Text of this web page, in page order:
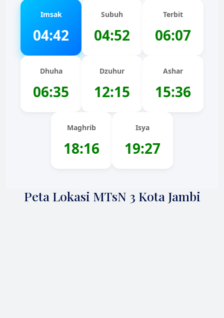
Imsak
04:42
Subuh
04:52
Terbit
06:07
Dhuha
06:35
Dzuhur
12:15
Ashar
15:36
Maghrib
18:16
Isya
19:27
Peta Lokasi MTsN 3 Kota Jambi